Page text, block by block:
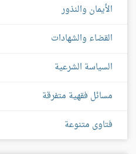
الأيمان والنذور
القضاء والشهادات
السياسة الشرعية
مسائل فقهية متفرقة
فتاوى متنوعة